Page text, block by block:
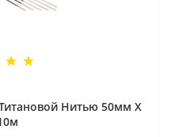
Нитью 50мм X